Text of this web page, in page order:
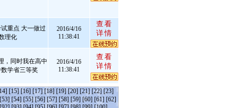
重点 大一做过
理化
2016/4/16
11:38:41
查看
详情
，同时我在高中
学省三等奖
2016/4/16
11:38:41
查看
详情
[15] [16] [17] [18] [19] [20] [21] [22] [23]
[53] [54] [55] [56] [57] [58] [59] [60] [61] [62]